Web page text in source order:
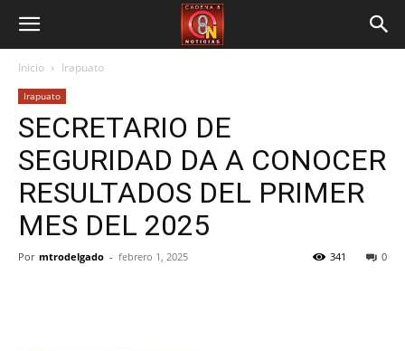
Inicio Irapuato
Irapuato
SECRETARIO DE
SEGURIDAD DA A CONOCER
RESULTADOS DEL PRIMER
MES DEL 2025
Por mtrodelgado - febrero 1, 2025 0
341